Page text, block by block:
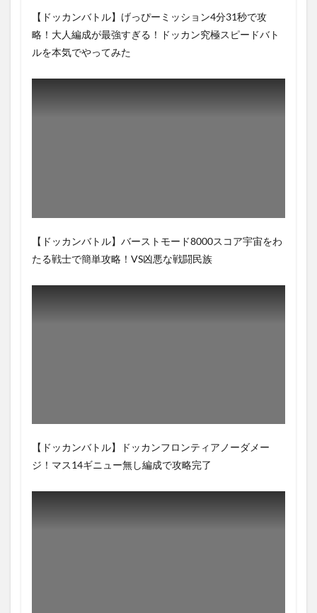
【ドッカンバトル】げっぴーミッション4分31秒で攻
略！大人編成が最強すぎる！ドッカン究極スピードバト
ルを本気でやってみた
【ドッカンバトル】バーストモード8000スコア宇宙をわ
たる戦士で簡単攻略！VS凶悪な戦闘民族
【ドッカンバトル】ドッカンフロンティアノーダメー
ジ！マス14ギニュー無し編成で攻略完了